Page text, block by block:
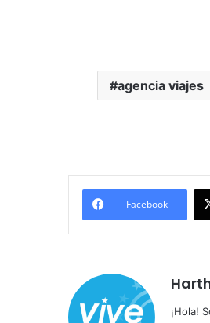
agencia viajes
Facebook
¡Hola!